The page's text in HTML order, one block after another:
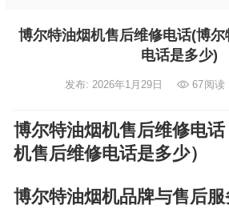
博尔特油烟机售后维修电话(博
电话是多少)
发布: 2026年1月29日 67阅读
博尔特油烟机售后维修电
机售后维修电话是多少）
博尔特油烟机品牌与售后